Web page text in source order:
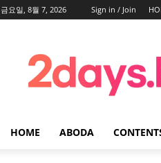
금요일, 8월 7, 2026 Sign in / Join
HOME ABODA